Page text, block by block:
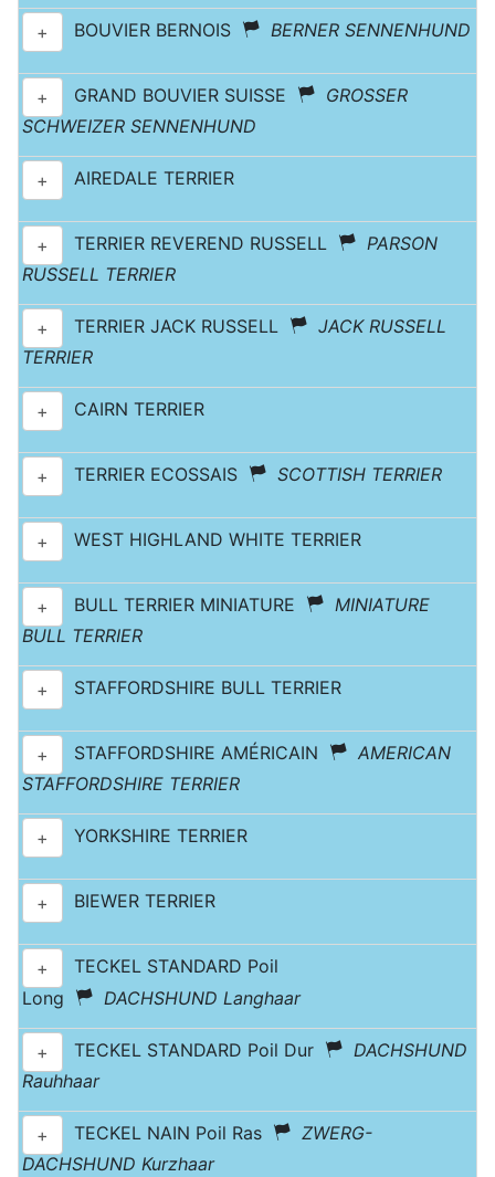
+ BOUVIER BERNOIS BERNER SENNENHUND
+ GRAND BOUVIER SUISSE
GROSSER
SCHWEIZER SENNENHUND
+ AIREDALE TERRIER
+ TERRIER REVEREND RUSSELL
PARSON
RUSSELL TERRIER
+ TERRIER JACK RUSSELL
JACK RUSSELL
TERRIER
+ CAIRN TERRIER
+ TERRIER ECOSSAIS SCOTTISH TERRIER
+ WEST HIGHLAND WHITE TERRIER
+ BULL TERRIER MINIATURE
MINIATURE
BULL TERRIER
+ STAFFORDSHIRE BULL TERRIER
+ STAFFORDSHIRE AMÉRICAIN
AMERICAN
STAFFORDSHIRE TERRIER
+ YORKSHIRE TERRIER
+ BIEWER TERRIER
+
TECKEL STANDARD Poil
Long
DACHSHUND Langhaar
+ TECKEL STANDARD Poil Dur
DACHSHUND
Rauhhaar
+ TECKEL NAIN Poil Ras
ZWERG-
DACHSHUND Kurzhaar